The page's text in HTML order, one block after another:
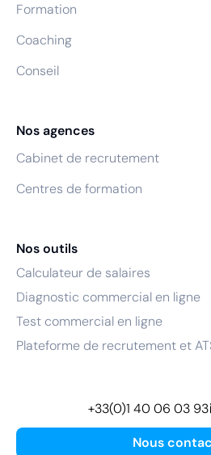
Formation
Coaching
Conseil
Nos agences
Cabinet de recrutement
Centres de formation
Nos outils
Calculateur de salaires
Diagnostic commercial en ligne
Test commercial en ligne
Plateforme de recrutement et
Nous
+33(0)1 40 06 03 93